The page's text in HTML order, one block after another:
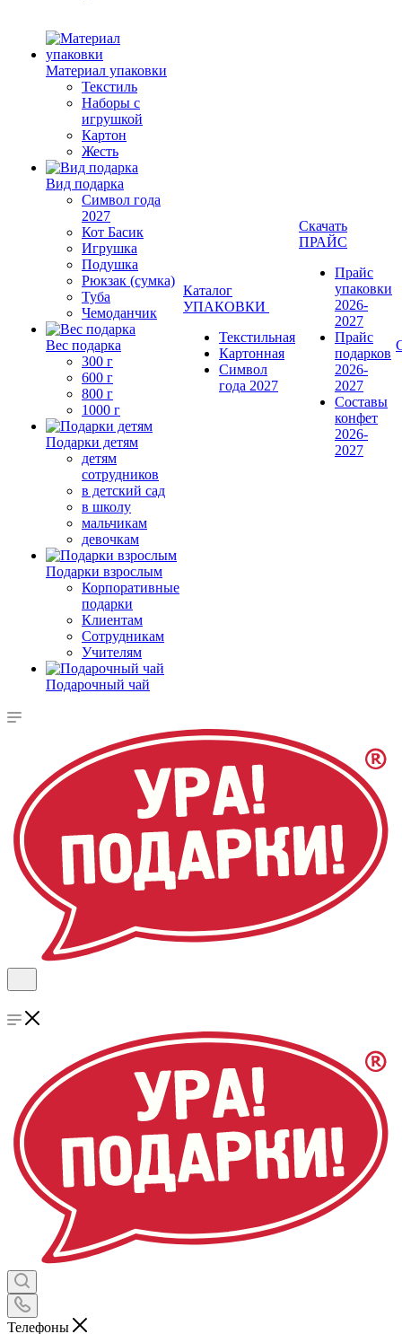
Материал упаковки
Текстиль
Наборы с
игрушкой
Картон
Жесть
Вид подарка
Символ года
2027
Кот Басик
Игрушка
Подушка
Рюкзак (сумка)
Туба
Чемоданчик
Вес подарка
300 г
600 г
800 г
1000 г
Подарки детям
детям
сотрудников
в детский сад
в школу
мальчикам
девочкам
Подарки взрослым
Корпоративные
подарки
Клиентам
Сотрудникам
Учителям
Подарочный чай
Каталог
УПАКОВКИ
Текстильная
Картонная
Символ
года 2027
Скачать
ПРАЙС
Прайс
упаковки
2026-
2027
Прайс
подарков
2026-
2027
Составы
конфет
2026-
2027
Телефоны